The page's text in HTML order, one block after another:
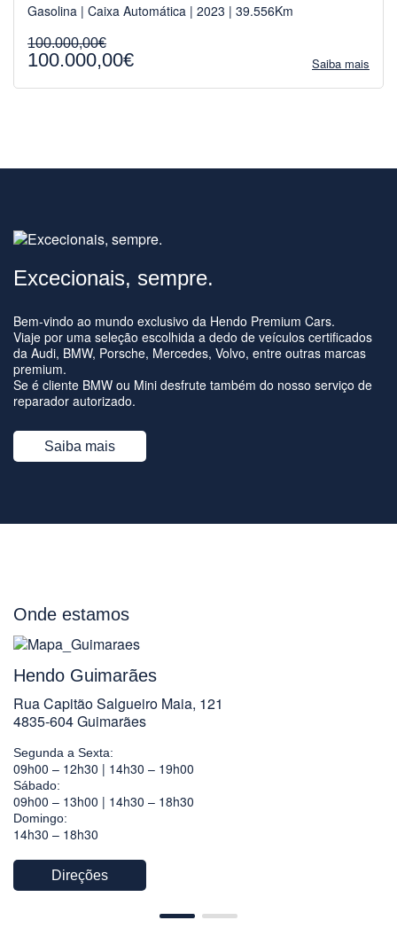
Gasolina | Caixa Automática | 2023 | 39.556Km
100.000,00€
100.000,00€ Saiba mais
Excecionais, sempre.
Bem-vindo ao mundo exclusivo da Hendo Premium Cars.
Viaje por uma seleção escolhida a dedo de veículos certificados
da Audi, BMW, Porsche, Mercedes, Volvo, entre outras marcas
premium.
Se é cliente BMW ou Mini desfrute também do nosso serviço de
reparador autorizado.
Saiba mais
Onde estamos
Hendo Guimarães
Rua Capitão Salgueiro Maia, 121
4835-604 Guimarães
Segunda a Sexta:
09h00 – 12h30 | 14h30 – 19h00
Sábado:
09h00 – 13h00 | 14h30 – 18h30
Domingo:
14h30 – 18h30
Direções